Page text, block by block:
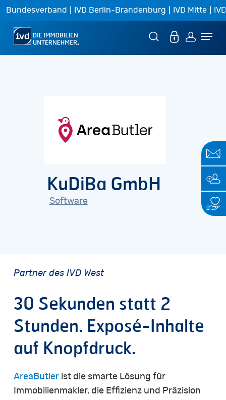
Skip
main
Bundesverband | IVD Berlin-Brandenburg | IVD Mitte |
KuDiBa GmbH
Software
Partner des IVD West
30 Sekunden statt 2
Stunden. Exposé-Inhalte
auf Knopfdruck.
AreaButlerist die smarte Lösung für
Immobilienmakler, die Effizienz und Präzision